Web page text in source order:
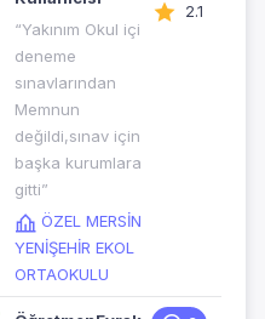
“Yakınım Okul içi
deneme
sınavlarından
Memnun
değildi,sınav için
başka kurumlara
gitti”
ÖZEL MERSİN
YENİŞEHİR EKOL
ORTAOKULU
2.1